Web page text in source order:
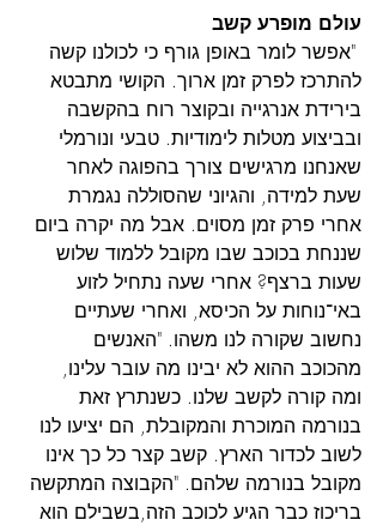
עולם מופרע קשב
"אפשר לומר באופן גורף כי לכולנו קשה
להתרכז לפרק זמן ארוך. הקושי מתבטא
בירידת אנרגייה ובקוצר רוח בהקשבה
ובביצוע מטלות לימודיות. טבעי ונורמלי
שאנחנו מרגישים צורך בהפוגה לאחר
שעת למידה, והגיוני שהסוללה נגמרת
אחרי פרק זמן מסוים. אבל מה יקרה ביום
שננחת בכוכב שבו מקובל ללמוד שלוש
שעות ברצף? אחרי שעה נתחיל לזוע
באי־נוחות על הכיסא, ואחרי שעתיים
נחשוב שקורה לנו משהו. "האנשים
מהכוכב ההוא לא יבינו מה עובר עלינו,
ומה קורה לקשב שלנו. כשנתרץ זאת
בנורמה המוכרת והמקובלת, הם יציעו לנו
לשוב לכדור הארץ. קשב קצר כל כך אינו
מקובל בנורמה שלהם. "הקבוצה המתקשה
בריכוז כבר הגיע לכוכב הזה,בשבילם הוא